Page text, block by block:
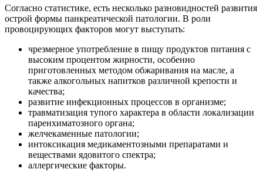
Согласно статистике, есть несколько разновидностей развития
острой формы панкреатической патологии. В роли
провоцирующих факторов могут выступать:
чрезмерное употребление в пищу продуктов питания с
высоким процентом жирности, особенно
приготовленных методом обжаривания на масле, а
также алкогольных напитков различной крепости и
качества;
развитие инфекционных процессов в организме;
травматизация тупого характера в области локализации
паренхиматозного органа;
желчекаменные патологии;
интоксикация медикаментозными препаратами и
веществами ядовитого спектра;
аллергические факторы.